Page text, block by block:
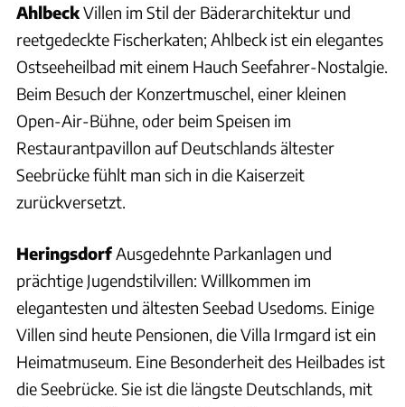
AhlbeckVillen im Stil der Bäderarchitektur und
reetgedeckte Fischerkaten; Ahlbeck ist ein elegantes
Ostseeheilbad mit einem Hauch Seefahrer-Nostalgie.
Beim Besuch der Konzertmuschel, einer kleinen
Open-Air-Bühne, oder beim Speisen im
Restaurantpavillon auf Deutschlands ältester
Seebrücke fühlt man sich in die Kaiserzeit
zurückversetzt.
HeringsdorfAusgedehnte Parkanlagen und
prächtige Jugendstilvillen: Willkommen im
elegantesten und ältesten Seebad Usedoms. Einige
Villen sind heute Pensionen, die Villa Irmgard ist ein
Heimatmuseum. Eine Besonderheit des Heilbades ist
die Seebrücke. Sie ist die längste Deutschlands, mit